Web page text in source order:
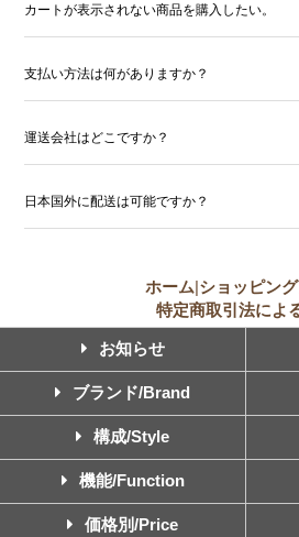
カートが表示されない商品を購入したい。
支払い方法は何がありますか？
運送会社はどこですか？
日本国外に配送は可能ですか？
ホーム|ショッピン
特定商取引法によ
お知らせ
ブランド/Brand
構成/Style
機能/Function
価格別/Price